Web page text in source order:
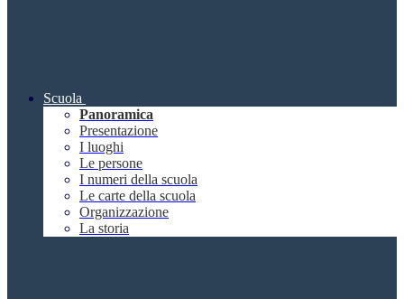
Scuola
Panoramica
Presentazione
I luoghi
Le persone
I numeri della scuola
Le carte della scuola
Organizzazione
La storia